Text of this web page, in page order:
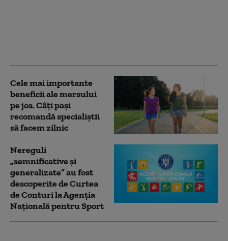
Cele mai importante
beneficii ale mersului
pe jos. Câți pași
recomandă specialiștii
să facem zilnic
Nereguli
„semnificative și
generalizate” au fost
descoperite de Curtea
de Conturi la Agenția
Națională pentru Sport